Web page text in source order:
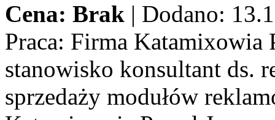
Cena: Brak | Dodano:
Praca: Firma Katamixowia
stanowisko konsultant ds.
sprzedaży modułów